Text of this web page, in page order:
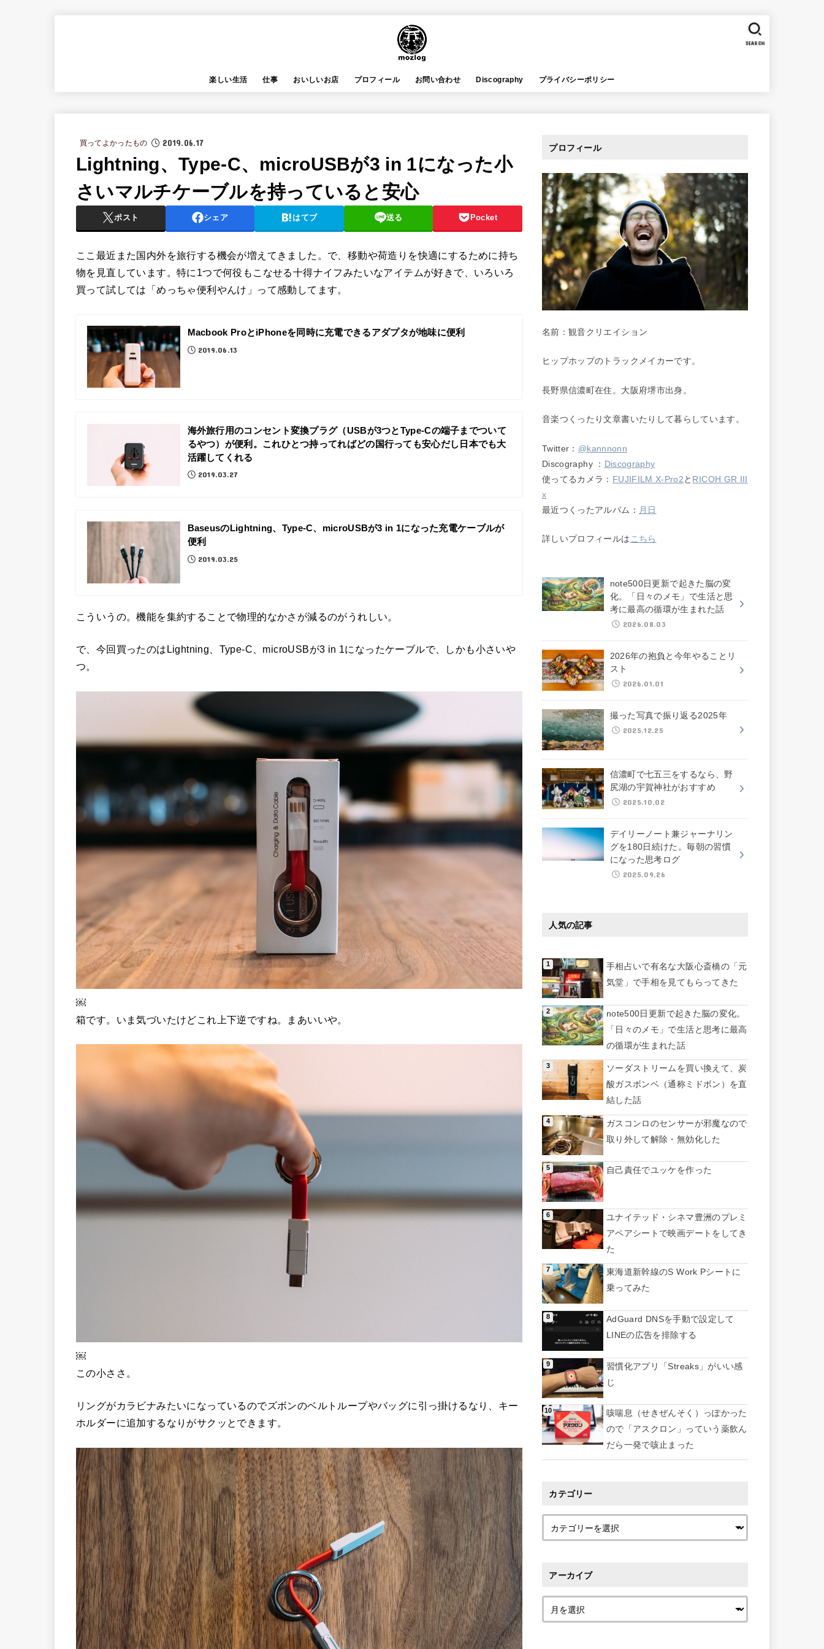
楽しい生活 仕事 おいしいお店 プロフィール お問い合わせ Discography プライバシーポリシー
SEARCH
買ってよかったもの 2019.06.17
Lightning、Type-C、microUSBが3 in 1になった小
さいマルチケーブルを持っていると安心
ポスト シェア はてブ 送る Pocket
ここ最近また国内外を旅行する機会が増えてきました。で、移動や荷造りを快適にするために持ち
物を見直しています。特に1つで何役もこなせる十得ナイフみたいなアイテムが好きで、いろいろ
買って試しては「めっちゃ便利やんけ」って感動してます。
Macbook ProとiPhoneを同時に充電できるアダプタが地味に便利
2019.06.13
海外旅行用のコンセント変換プラグ（USBが3つとType-Cの端子までついて
るやつ）が便利。これひとつ持ってればどの国行っても安心だし日本でも大
活躍してくれる
2019.03.27
BaseusのLightning、Type-C、microUSBが3 in 1になった充電ケーブルが
便利
2019.03.25
こういうの。機能を集約することで物理的なかさが減るのがうれしい。
で、今回買ったのはLightning、Type-C、microUSBが3 in 1になったケーブルで、しかも小さいや
つ。
￼
箱です。いま気づいたけどこれ上下逆ですね。まあいいや。
￼
この小ささ。
リングがカラビナみたいになっているのでズボンのベルトループやバッグに引っ掛けるなり、キー
ホルダーに追加するなりがサクッとできます。
プロフィール
名前：観音クリエイション
ヒップホップのトラックメイカーです。
長野県信濃町在住。大阪府堺市出身。
音楽つくったり文章書いたりして暮らしています。
Twitter： @kannnonn
Discography ： Discography
使ってるカメラ： FUJIFILM X-Pro2と RICOH GR III
x
最近つくったアルバム： 月日
詳しいプロフィールは こちら
note500日更新で起きた脳の変
化。「日々のメモ」で生活と思
考に最高の循環が生まれた話
2026.08.03
2026年の抱負と今年やることリ
スト
2026.01.01
撮った写真で振り返る2025年
2025.12.25
信濃町で七五三をするなら、野
尻湖の宇賀神社がおすすめ
2025.10.02
デイリーノート兼ジャーナリン
グを180日続けた。毎朝の習慣
になった思考ログ
2025.09.26
人気の記事
手相占いで有名な大阪心斎橋の「元
気堂」で手相を見てもらってきた
note500日更新で起きた脳の変化。
「日々のメモ」で生活と思考に最高
の循環が生まれた話
ソーダストリームを買い換えて、炭
酸ガスボンベ（通称ミドボン）を直
結した話
ガスコンロのセンサーが邪魔なので
取り外して解除・無効化した
自己責任でユッケを作った
ユナイテッド・シネマ豊洲のプレミ
アペアシートで映画デートをしてき
た
東海道新幹線のS Work Pシートに
乗ってみた
AdGuard DNSを手動で設定して
LINEの広告を排除する
習慣化アプリ「Streaks」がいい感
じ
咳喘息（せきぜんそく）っぽかった
ので「アスクロン」っていう薬飲ん
だら一発で咳止まった
カテゴリー
アーカイブ